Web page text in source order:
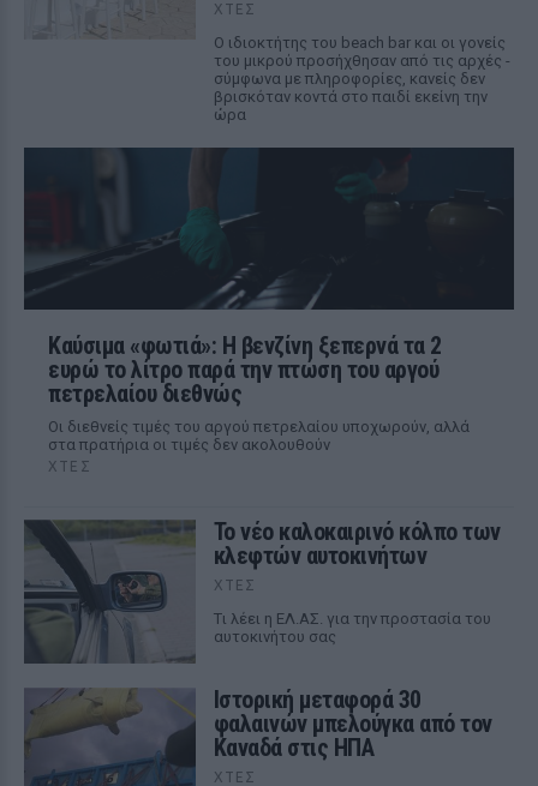
ΧΤΕΣ
Ο ιδιοκτήτης του beach bar και οι γονείς
του μικρού προσήχθησαν από τις αρχές -
σύμφωνα με πληροφορίες, κανείς δεν
βρισκόταν κοντά στο παιδί εκείνη την
ώρα
Καύσιμα «φωτιά»: Η βενζίνη ξεπερνά τα 2
ευρώ το λίτρο παρά την πτώση του αργού
πετρελαίου διεθνώς
Οι διεθνείς τιμές του αργού πετρελαίου υποχωρούν, αλλά
στα πρατήρια οι τιμές δεν ακολουθούν
ΧΤΕΣ
Το νέο καλοκαιρινό κόλπο των
κλεφτών αυτοκινήτων
ΧΤΕΣ
Tι λέει η ΕΛ.ΑΣ. για την προστασία του
αυτοκινήτου σας
Ιστορική μεταφορά 30
φαλαινών μπελούγκα από τον
Καναδά στις ΗΠΑ
ΧΤΕΣ